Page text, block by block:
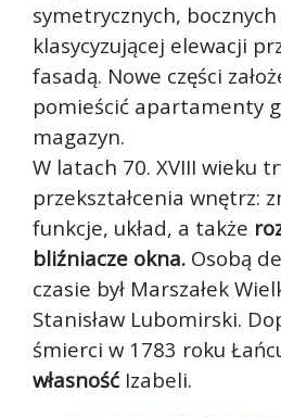
symetrycznych,
klasycyzującej elewacji
fasadą. Nowe części
pomieścić apartamenty
magazyn.
W latach 70. XVIII wieku
przekształcenia wnętrz:
funkcje, układ, a także
bliźniacze okna. Osobą
czasie był Marszałek
Stanisław Lubomirski.
śmierci w 1783 roku
własność Izabeli.